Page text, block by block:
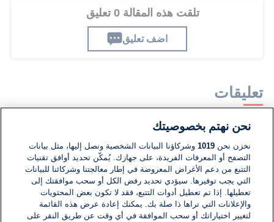
تلقت هذه المقالة 0 تعليق
اضف تعليق
تعليقات
لا توجد تعليقات مكتوبة حتى الآن. كن الأول!
اكتب تعليقًا جديدًا ...
نحن نهتم بخصوصيتك
نخزن نحن1019 وشركاؤنا البيانات الشخصية ونصل إليها، مثل بيانات
التصفح أو المعرفات الفريدة، على جهازك. يُمكّن تحديد أوافق تقنيات
التتبع من دعم الأغراض المعروضة في إطار معالجتنا وشركائنا للبيانات
التي يجب توفيرها. سيؤدي تحديد رفض الكل أو سحب موافقتك إلى
تعطيلها. إذا تم تعطيل أدوات التتبع، فقد لا تكون بعض المحتويات
والإعلانات التي تراها ذا صلة بك. يمكنك إعادة عرض هذه القائمة
لتغيير اختياراتك أو سحب الموافقة في أي وقت عن طريق النقر على